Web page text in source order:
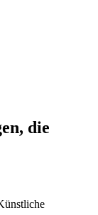
die